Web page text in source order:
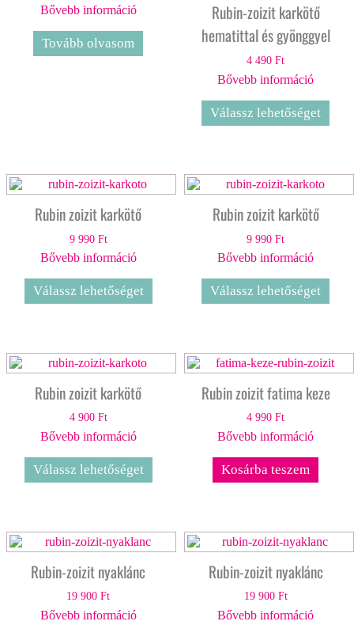
Bővebb információ
Tovább olvasom
Rubin-zoizit karkötő
hematittal és gyönggyel
4 490Ft
Bővebb információ
Válassz lehetőséget
Rubin zoizit karkötő
9 990 Ft
Bővebb információ
Válassz lehetőséget
Rubin zoizit karkötő
9 990Ft
Bővebb információ
Válassz lehetőséget
Rubin zoizit karkötő
4 900 Ft
Bővebb információ
Válassz lehetőséget
Rubin zoizit fatima keze
4 990Ft
Bővebb információ
Kosárba teszem
Rubin-zoizit nyaklánc
19 900Ft
Bővebb információ
Rubin-zoizit nyaklánc
19 900 Ft
Bővebb információ